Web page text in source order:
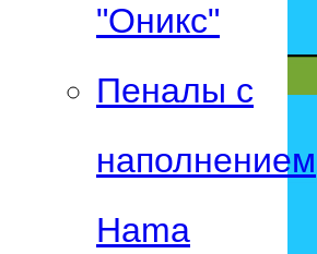
"Оникс"
Пеналы с
наполнением
Hama